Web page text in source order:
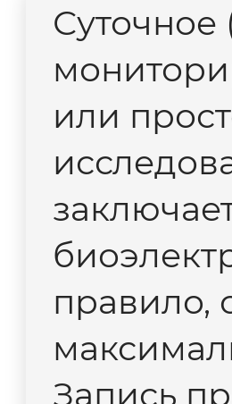
Суточное
или
правило,
Запись